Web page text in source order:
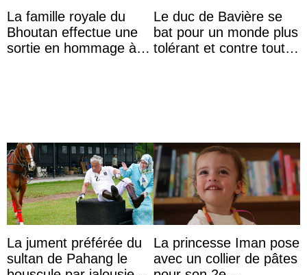
La famille royale du
Bhoutan effectue une
sortie en hommage à
Le duc de Bavière se
bat pour un monde plus
tolérant et contre toute
La jument préférée du
sultan de Pahang le
La princesse Iman pose
avec un collier de pâtes